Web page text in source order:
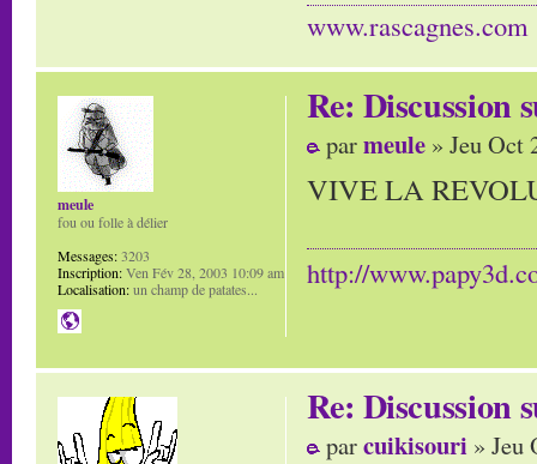
www.rascagnes.com
Re: Discussion
parmeule » Jeu Oct
VIVE LA
http://
meule
fou ou folle à délier
Messages:3203
Inscription:Ven Fév 28, 2003 10:09 am
Localisation:un champ de patates...
Re: Discussion
parcuikisouri » Jeu